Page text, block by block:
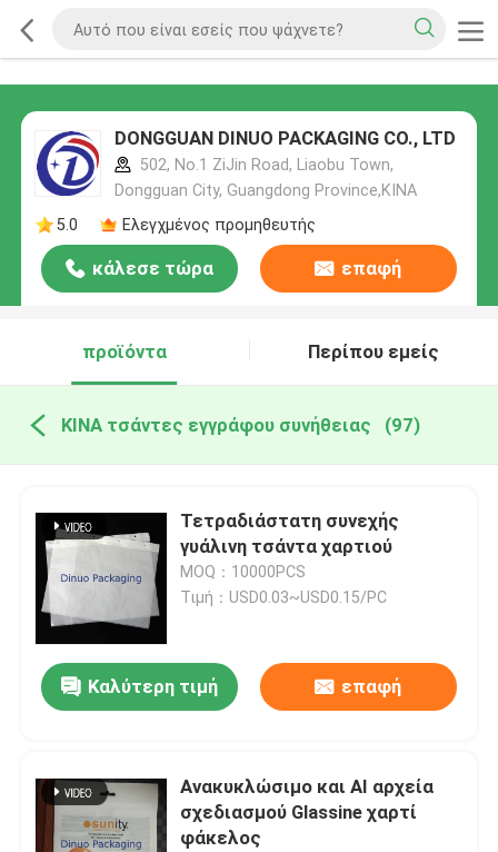
DONGGUAN DINUO PACKAGING CO., LTD
502, No.1 ZiJin Road, Liaobu Town,
Dongguan City, Guangdong Province,ΚΙΝΑ
5.0
Ελεγχμένος προμηθευτής
κάλεσε τώρα επαφή
προϊόντα Περίπου εμείς
ΚΙΝΑ τσάντες εγγράφου συνήθειας (97)
Τετραδιάστατη συνεχής
γυάλινη τσάντα χαρτιού
MOQ：10000PCS
Τιμή：USD0.03~USD0.15/PC
Καλύτερη τιμή επαφή
Ανακυκλώσιμο και AI αρχεία
σχεδιασμού Glassine χαρτί
φάκελος